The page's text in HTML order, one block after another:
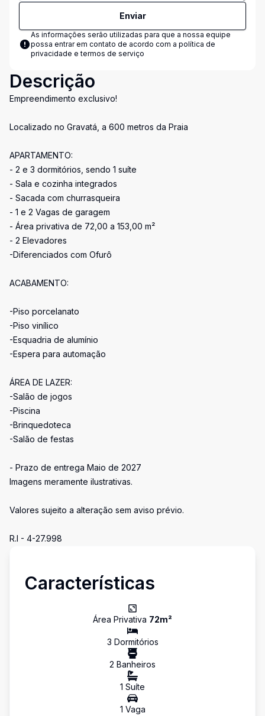
Enviar
As informações serão utilizadas para que a nossa equipe
possa entrar em contato de acordo com a política de
privacidade e termos de serviço
Descrição
Empreendimento exclusivo!
Localizado no Gravatá, a 600 metros da Praia
APARTAMENTO:
- 2 e 3 dormitórios, sendo 1 suíte
- Sala e cozinha integrados
- Sacada com churrasqueira
- 1 e 2 Vagas de garagem
- Área privativa de 72,00 a 153,00 m²
- 2 Elevadores
-Diferenciados com Ofurô
ACABAMENTO:
-Piso porcelanato
-Piso vinílico
-Esquadria de alumínio
-Espera para automação
ÁREA DE LAZER:
-Salão de jogos
-Piscina
-Brinquedoteca
-Salão de festas
- Prazo de entrega Maio de 2027
Imagens meramente ilustrativas.
Valores sujeito a alteração sem aviso prévio.
R.I - 4-27.998
Características
Área Privativa 72m²
3 Dormitórios
2 Banheiros
1 Suíte
1 Vaga